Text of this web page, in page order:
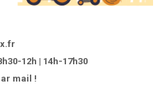
12h | 14h-17h30
mail !